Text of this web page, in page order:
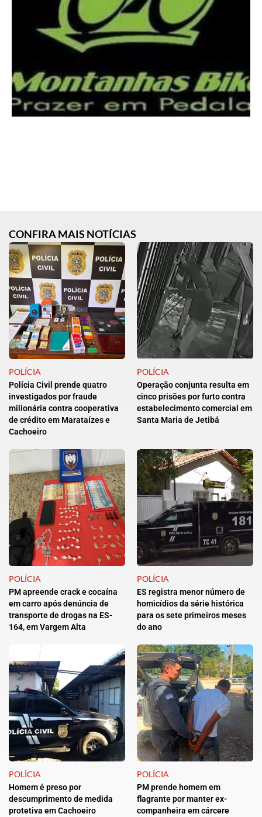
CONFIRA MAIS NOTÍCIAS
POLÍCIA
Polícia Civil prende quatro
investigados por fraude
milionária contra cooperativa
de crédito em Marataízes e
Cachoeiro
POLÍCIA
Operação conjunta resulta em
cinco prisões por furto contra
estabelecimento comercial em
Santa Maria de Jetibá
POLÍCIA
PM apreende crack e cocaína
em carro após denúncia de
transporte de drogas na ES-
164, em Vargem Alta
POLÍCIA
ES registra menor número de
homicídios da série histórica
para os sete primeiros meses
do ano
POLÍCIA
Homem é preso por
descumprimento de medida
protetiva em Cachoeiro
POLÍCIA
PM prende homem em
flagrante por manter ex-
companheira em cárcere